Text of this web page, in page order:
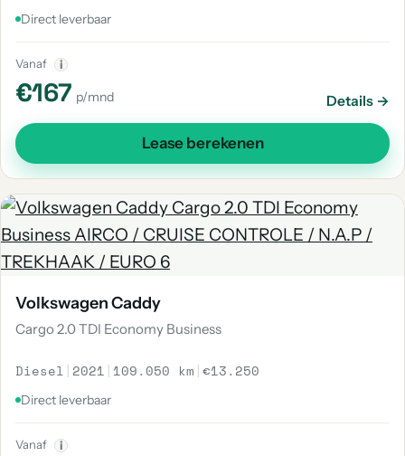
Direct leverbaar
Vanaf i
€167 p/mnd Details →
Lease berekenen
Volkswagen Caddy
Cargo 2.0 TDI Economy Business
Diesel | 2021 | 109.050 km |€13.250
Direct leverbaar
Vanaf i